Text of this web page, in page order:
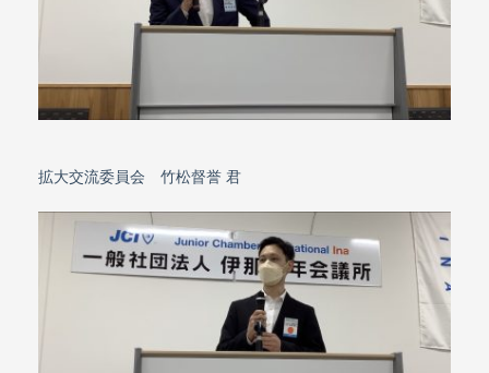
拡大交流委員会 竹松督誉 君